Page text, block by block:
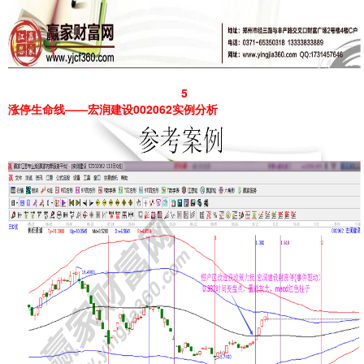
5
涨停生命线——宏润建设002062实例分析